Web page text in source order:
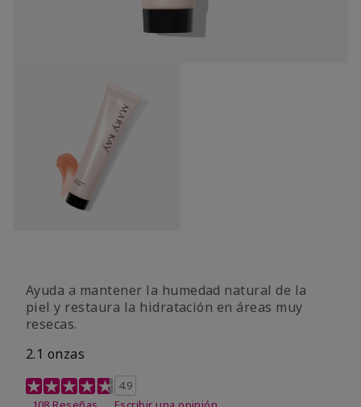
Ayuda a mantener la humedad natural de la
piel y restaura la hidratación en áreas muy
resecas.
2.1 onzas
Calificación de clientes de 5 de 5
4.9